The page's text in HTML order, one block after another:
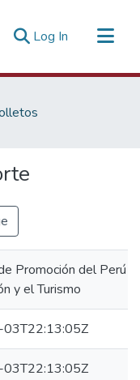
Log In (current)
Promoción del Perú
y el Turismo